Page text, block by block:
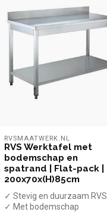
RVSMAATWERK.NL
RVS Werktafel met
bodemschap en
spatrand | Flat-pack |
200x70x(H)85cm
✓ Stevig en duurzaam RVS
✓ Met bodemschap